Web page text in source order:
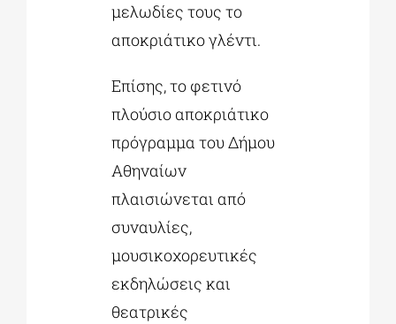
μελωδίες τους το
αποκριάτικο γλέντι.
Επίσης, το φετινό
πλούσιο αποκριάτικο
πρόγραμμα του Δήμου
Αθηναίων
πλαισιώνεται από
συναυλίες,
μουσικοχορευτικές
εκδηλώσεις και
θεατρικές